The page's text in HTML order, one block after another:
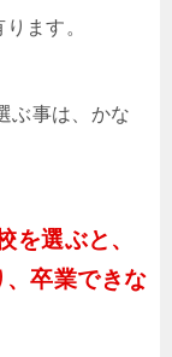
ます。
ぶ事は、かな
を選ぶと、
卒業できな